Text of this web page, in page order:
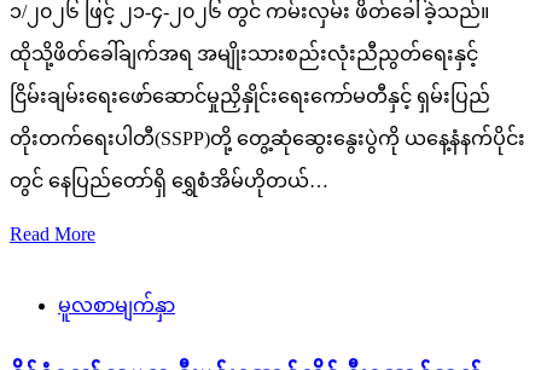
၁/၂၀၂၆ ဖြင့် ၂၁-၄-၂၀၂၆ တွင် ကမ်းလှမ်း ဖိတ်ခေါ်ခဲ့သည်။
ထိုသို့ဖိတ်ခေါ်ချက်အရ အမျိုးသားစည်းလုံးညီညွတ်ရေးနှင့်
ငြိမ်းချမ်းရေးဖော်ဆောင်မှုညှိနှိုင်းရေးကော်မတီနှင့် ရှမ်းပြည်
တိုးတက်ရေးပါတီ(SSPP)တို့ တွေ့ဆုံဆွေးနွေးပွဲကို ယနေ့နံနက်ပိုင်း
တွင် နေပြည်တော်ရှိ ရွှေစံအိမ်ဟိုတယ်…
Read More
မူလစာမျက်နှာ